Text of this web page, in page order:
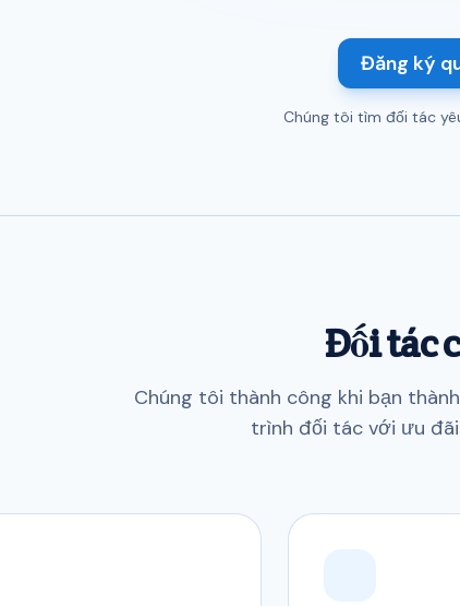
Đăng ký
Chúng tôi tìm đối tác
Đối tác
Chúng tôi thành công khi bạn
trình đối tác với ưu